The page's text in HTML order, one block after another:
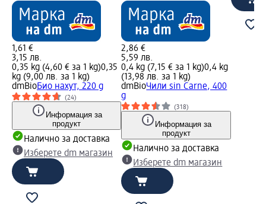
1,61 €
3,15 лв.
0,35 kg (4,60 € за 1 kg)0,35
kg (9,00 лв. за 1 kg)
dmBioБио нахут, 220 g
(24)
Информация за
продукт
Налично за доставка
Изберете dm магазин
2,86 €
5,59 лв.
0,4 kg (7,15 € за 1 kg)0,4 kg
(13,98 лв. за 1 kg)
dmBioЧили sin Carne, 400
g
(318)
Информация за
продукт
Налично за доставка
Изберете dm магазин